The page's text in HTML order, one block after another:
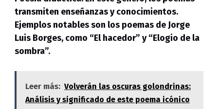
transmiten enseñanzas y conocimientos.
Ejemplos notables son los poemas de Jorge
Luis Borges, como “El hacedor” y “Elogio de la
sombra”.
Leer más: Volverán las oscuras golondrinas:
Análisis y significado de este poema icónico